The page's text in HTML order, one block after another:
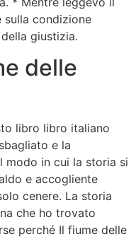
condizione
giustizia.
delle
libro libro italiano
e la
modo in cui la storia si
e accogliente
cenere. La storia
che ho trovato
perché Il fiume delle